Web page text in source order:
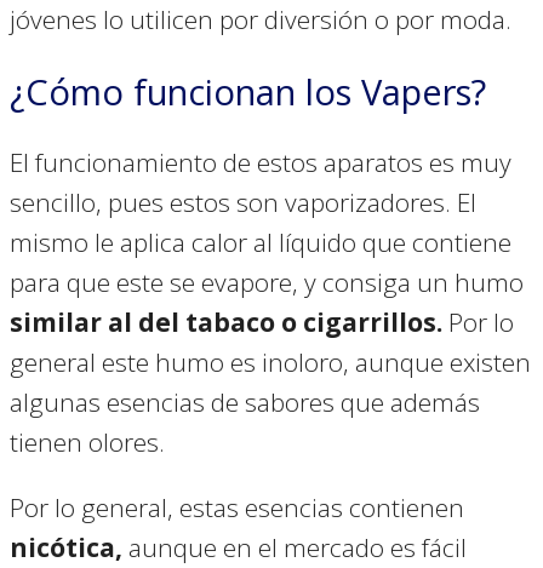
jóvenes lo utilicen por diversión o por moda.
¿Cómo funcionan los Vapers?
El funcionamiento de estos aparatos es muy
sencillo, pues estos son vaporizadores. El
mismo le aplica calor al líquido que contiene
para que este se evapore, y consiga un humo
similar al del tabaco o cigarrillos. Por lo
general este humo es inoloro, aunque existen
algunas esencias de sabores que además
tienen olores.
Por lo general, estas esencias contienen
nicótica, aunque en el mercado es fácil